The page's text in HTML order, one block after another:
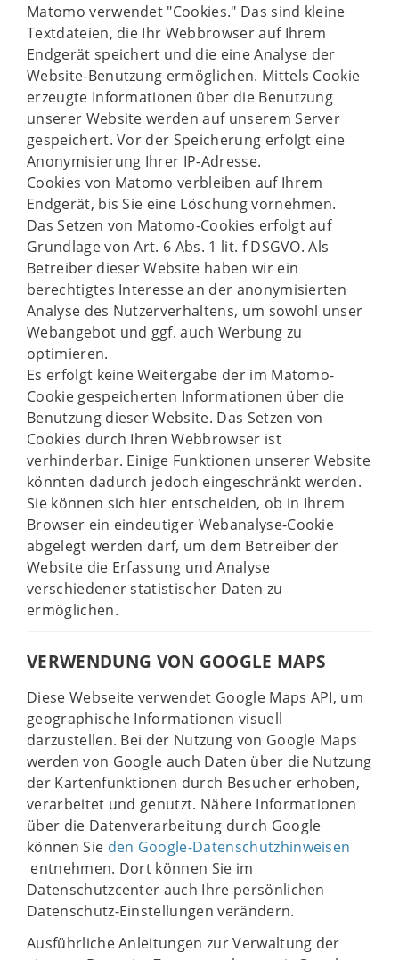
Matomo verwendet "Cookies." Das sind kleine
Textdateien, die Ihr Webbrowser auf Ihrem
Endgerät speichert und die eine Analyse der
Website-Benutzung ermöglichen. Mittels Cookie
erzeugte Informationen über die Benutzung
unserer Website werden auf unserem Server
gespeichert. Vor der Speicherung erfolgt eine
Anonymisierung Ihrer IP-Adresse.
Cookies von Matomo verbleiben auf Ihrem
Endgerät, bis Sie eine Löschung vornehmen.
Das Setzen von Matomo-Cookies erfolgt auf
Grundlage von Art. 6 Abs. 1 lit. f DSGVO. Als
Betreiber dieser Website haben wir ein
berechtigtes Interesse an der anonymisierten
Analyse des Nutzerverhaltens, um sowohl unser
Webangebot und ggf. auch Werbung zu
optimieren.
Es erfolgt keine Weitergabe der im Matomo-
Cookie gespeicherten Informationen über die
Benutzung dieser Website. Das Setzen von
Cookies durch Ihren Webbrowser ist
verhinderbar. Einige Funktionen unserer Website
könnten dadurch jedoch eingeschränkt werden.
Sie können sich hier entscheiden, ob in Ihrem
Browser ein eindeutiger Webanalyse-Cookie
abgelegt werden darf, um dem Betreiber der
Website die Erfassung und Analyse
verschiedener statistischer Daten zu
ermöglichen.
VERWENDUNG VON GOOGLE MAPS
Diese Webseite verwendet Google Maps API, um
geographische Informationen visuell
darzustellen. Bei der Nutzung von Google Maps
werden von Google auch Daten über die Nutzung
der Kartenfunktionen durch Besucher erhoben,
verarbeitet und genutzt. Nähere Informationen
über die Datenverarbeitung durch Google
können Sie den Google-Datenschutzhinweisen
entnehmen. Dort können Sie im
Datenschutzcenter auch Ihre persönlichen
Datenschutz-Einstellungen verändern.
Ausführliche Anleitungen zur Verwaltung der